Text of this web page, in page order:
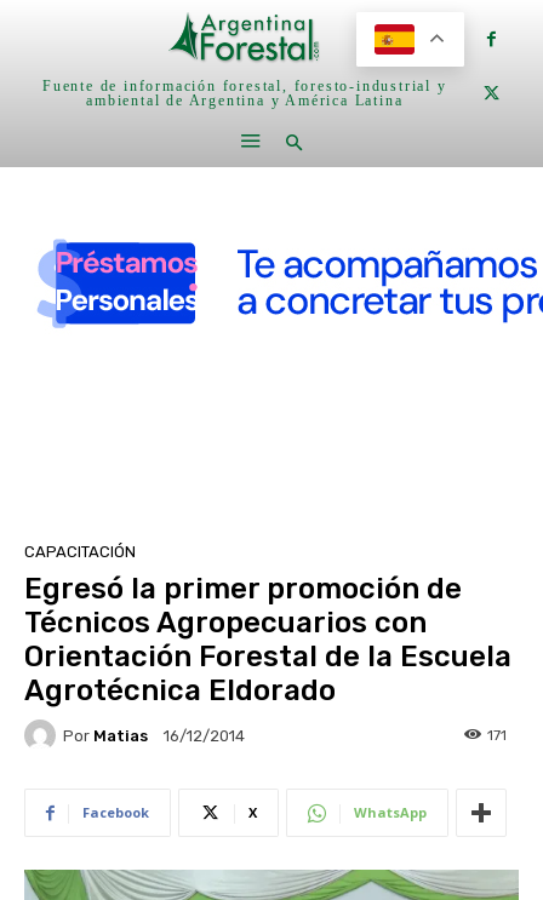
Fuente de información forestal, foresto-industrial y
ambiental de Argentina y América Latina
CAPACITACIÓN
Egresó la primer promoción de
Técnicos Agropecuarios con
Orientación Forestal de la Escuela
Agrotécnica Eldorado
Por Matias 16/12/2014 171
Facebook X WhatsApp